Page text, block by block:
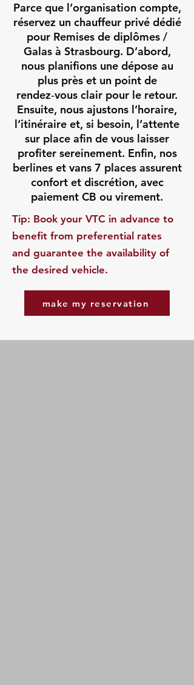
Parce que l’organisation compte,
réservez un chauffeur privé dédié
pour Remises de diplômes /
Galas à Strasbourg. D’abord,
nous planifions une dépose au
plus près et un point de
rendez‑vous clair pour le retour.
Ensuite, nous ajustons l’horaire,
l’itinéraire et, si besoin, l’attente
sur place afin de vous laisser
profiter sereinement. Enfin, nos
berlines et vans 7 places assurent
confort et discrétion, avec
paiement CB ou virement.
​Tip: Book your VTC in advance to
benefit from preferential rates
and guarantee the availability of
the desired vehicle.
make my reservation